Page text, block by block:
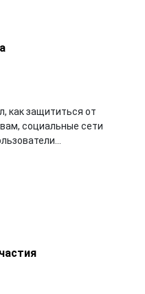
как защититься от
социальные сети